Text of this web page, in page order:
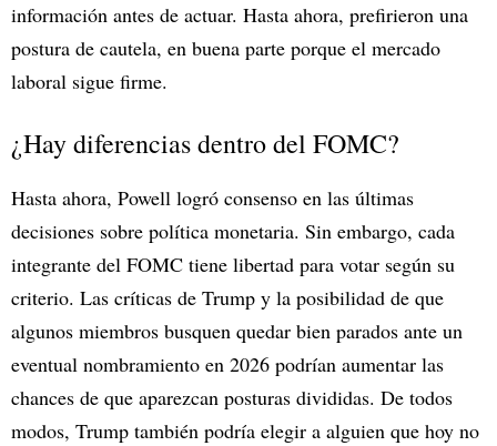
información antes de actuar. Hasta ahora, prefirieron una
postura de cautela, en buena parte porque el mercado
laboral sigue firme.
¿Hay diferencias dentro del FOMC?
Hasta ahora, Powell logró consenso en las últimas
decisiones sobre política monetaria. Sin embargo, cada
integrante del FOMC tiene libertad para votar según su
criterio. Las críticas de Trump y la posibilidad de que
algunos miembros busquen quedar bien parados ante un
eventual nombramiento en 2026 podrían aumentar las
chances de que aparezcan posturas divididas. De todos
modos, Trump también podría elegir a alguien que hoy no